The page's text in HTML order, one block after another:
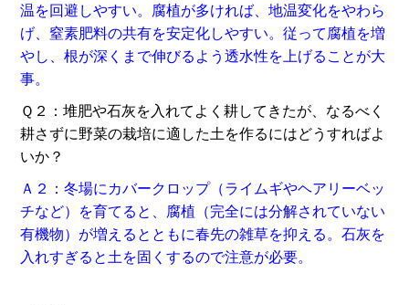
温を回避しやすい。腐植が多ければ、地温変化をやわら
げ、窒素肥料の共有を安定化しやすい。従って腐植を増
やし、根が深くまで伸びるよう透水性を上げることが大
事。
Ｑ２：堆肥や石灰を入れてよく耕してきたが、なるべく
耕さずに野菜の栽培に適した土を作るにはどうすればよ
いか？
Ａ２：冬場にカバークロップ（ライムギやヘアリーベッ
チなど）を育てると、腐植（完全には分解されていない
有機物）が増えるとともに春先の雑草を抑える。石灰を
入れすぎると土を固くするので注意が必要。